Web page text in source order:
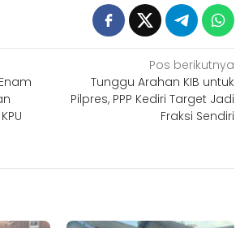
Pos berikutnya
Tunggu Arahan KIB untuk
Pilpres, PPP Kediri Target Jadi
Fraksi Sendiri